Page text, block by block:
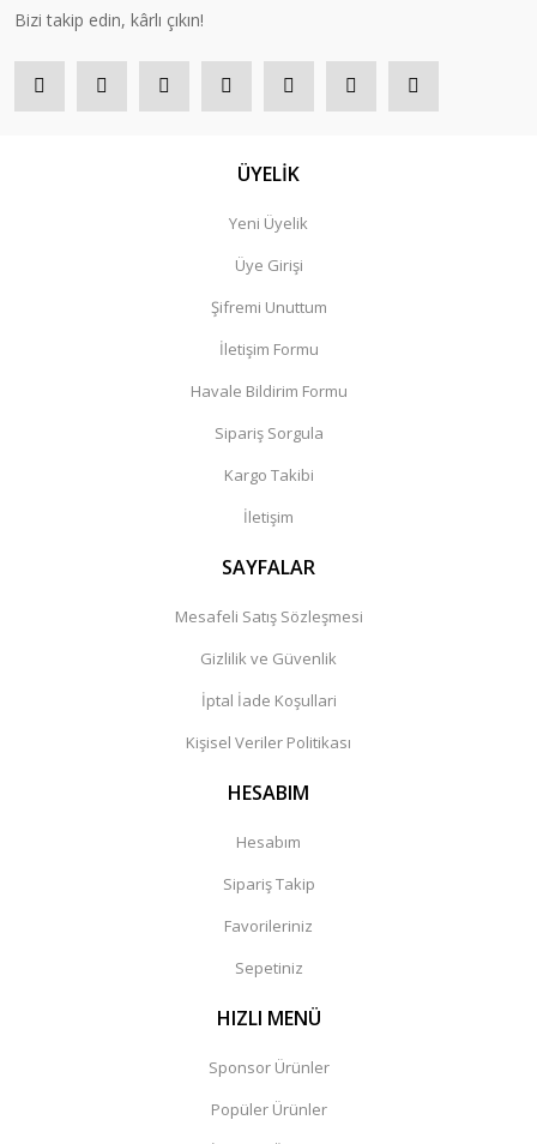
Bizi takip edin, kârlı çıkın!
ÜYELİK
Yeni Üyelik
Üye Girişi
Şifremi Unuttum
İletişim Formu
Havale Bildirim Formu
Sipariş Sorgula
Kargo Takibi
İletişim
SAYFALAR
Mesafeli Satış Sözleşmesi
Gizlilik ve Güvenlik
İptal İade Koşullari
Kişisel Veriler Politikası
HESABIM
Hesabım
Sipariş Takip
Favorileriniz
Sepetiniz
HIZLI MENÜ
Sponsor Ürünler
Popüler Ürünler